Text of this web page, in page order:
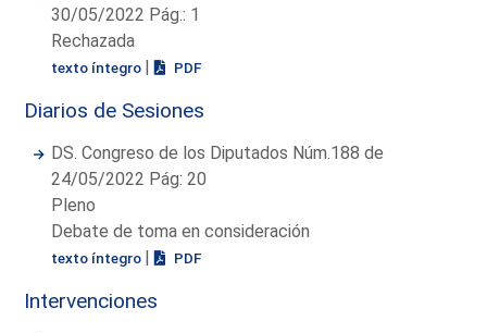
30/05/2022 Pág.: 1
Rechazada
texto íntegro | PDF
Diarios de Sesiones
DS. Congreso de los Diputados Núm.188 de
24/05/2022 Pág: 20
Pleno
Debate de toma en consideración
texto íntegro | PDF
Intervenciones